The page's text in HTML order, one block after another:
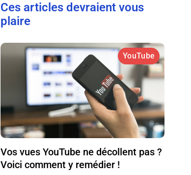
Ces articles devraient vous
plaire
YouTube
Vos vues YouTube ne décollent pas ?
Voici comment y remédier !